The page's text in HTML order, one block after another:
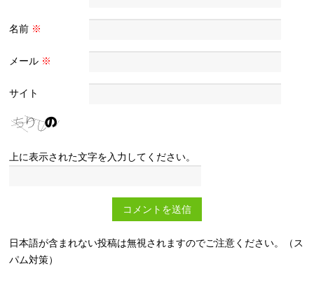
名前 ※
メール ※
サイト
上に表示された文字を入力してください。
日本語が含まれない投稿は無視されますのでご注意ください。（ス
パム対策）